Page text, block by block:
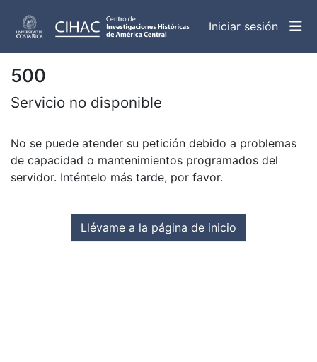
Iniciar sesión
500
Servicio no disponible
No se puede atender su petición debido a problemas
de capacidad o mantenimientos programados del
servidor. Inténtelo más tarde, por favor.
Llévame a la página de inicio